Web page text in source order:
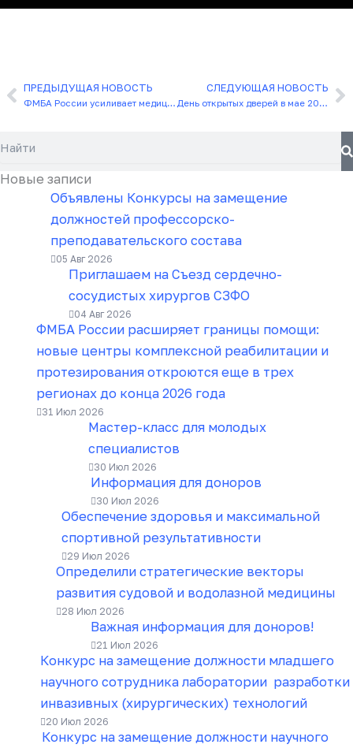
Назад
ПРЕДЫДУЩАЯ НОВОСТЬ
ФМБА России усиливает медицинское обеспечение Северного морского пути
СЛЕДУЮЩАЯ НОВОСТЬ
День открытых дверей в мае 2026
Новые записи
Объявлены Конкурсы на замещение
должностей профессорско-
преподавательского состава
05 Авг 2026
Приглашаем на Съезд сердечно-
сосудистых хирургов СЗФО
04 Авг 2026
ФМБА России расширяет границы помощи:
новые центры комплексной реабилитации и
протезирования откроются еще в трех
регионах до конца 2026 года
31 Июл 2026
Мастер-класс для молодых
специалистов
30 Июл 2026
Информация для доноров
30 Июл 2026
Обеспечение здоровья и максимальной
спортивной результативности
29 Июл 2026
Определили стратегические векторы
развития судовой и водолазной медицины
28 Июл 2026
Важная информация для доноров!
21 Июл 2026
Конкурс на замещение должности младшего
научного сотрудника лаборатории разработки
инвазивных (хирургических) технологий
20 Июл 2026
Конкурс на замещение должности научного